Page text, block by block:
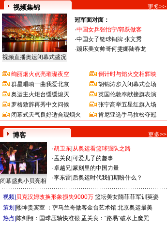
视频集锦 更多>>
视频直播奥运闭幕式盛况
冠军面对面：
·中国女乒张怡宁/郭跃做客
·中国女子链球铜牌 张文秀
·蹦床美女帅哥何雯娜陆春龙
绚丽烟火点亮璀璨夜空
群星唱响一曲我爱北京
奥运主火炬台缓缓熄灭
罗格致辞再秀中文问候
闭幕式天气良好适合观烟火
倒计时与焰火交相辉映
胡锦涛步入闭幕式会场
英国伦敦奉献接旗表演
张宁高举五星红旗入场
肯尼亚选手马拉松夺冠
博客 更多>>
闭幕盛典小贝亮相
·胡卫东 从奥运看篮球强队之路
·孟关良 可爱儿子的趣事
·卓越兄 篆刻里的中国力量
·李东雷 后奥运时代我们期盼什么？
视频| 贝克汉姆改换形象损失9000万 篮坛美女隋菲菲军训英姿
策划| 熙坤贵宾室 ：萨马兰奇做客金台艺术馆 北京奥运最美
热点| 陈剑翔：国球压轴快准很 孟关良：“路易”破水上魔咒